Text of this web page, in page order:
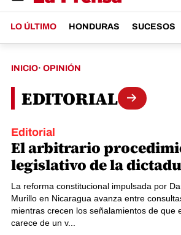
LO ÚLTIMO HONDURAS SUCESOS
INICIO· OPINIÓN
EDITORIAL
Editorial
El arbitrario
legislativo de la
La reforma constitucional impulsada por
Murillo en Nicaragua avanza entre
mientras crecen los señalamientos de que
carece de un v...